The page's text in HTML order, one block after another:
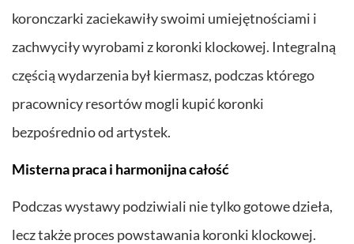
koronczarki zaciekawiły swoimi umiejętnościami i
zachwyciły wyrobami z koronki klockowej. Integralną
częścią wydarzenia był kiermasz, podczas którego
pracownicy resortów mogli kupić koronki
bezpośrednio od artystek.
Misterna praca i harmonijna całość
Podczas wystawy podziwiali nie tylko gotowe dzieła,
lecz także proces powstawania koronki klockowej.